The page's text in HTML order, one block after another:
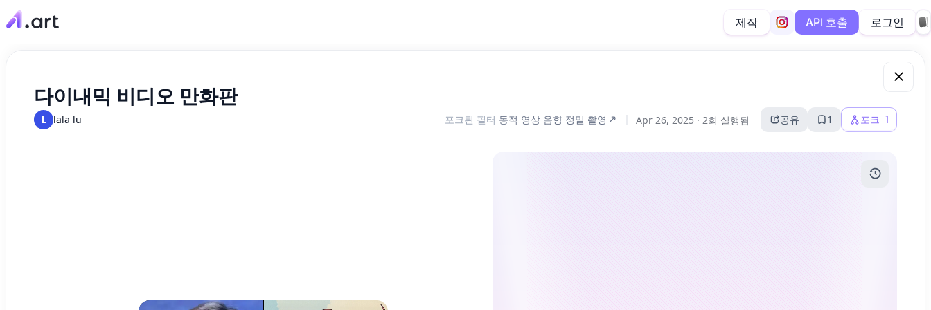
제작 API 호출 로그인
다이내믹 비디오 만화판
L lala lu 포크된 필터 동적 영상 음향 정밀 촬영 Apr 26, 2025 · 2회 실행됨 공유 1 포크 1